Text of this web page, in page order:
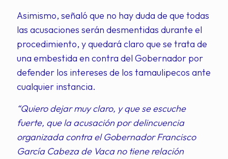
Asimismo, señaló que no hay duda de que todas
las acusaciones serán desmentidas durante el
procedimiento, y quedará claro que se trata de
una embestida en contra del Gobernador por
defender los intereses de los tamaulipecos ante
cualquier instancia.
“Quiero dejar muy claro, y que se escuche
fuerte, que la acusación por delincuencia
organizada contra el Gobernador Francisco
García Cabeza de Vaca no tiene relación